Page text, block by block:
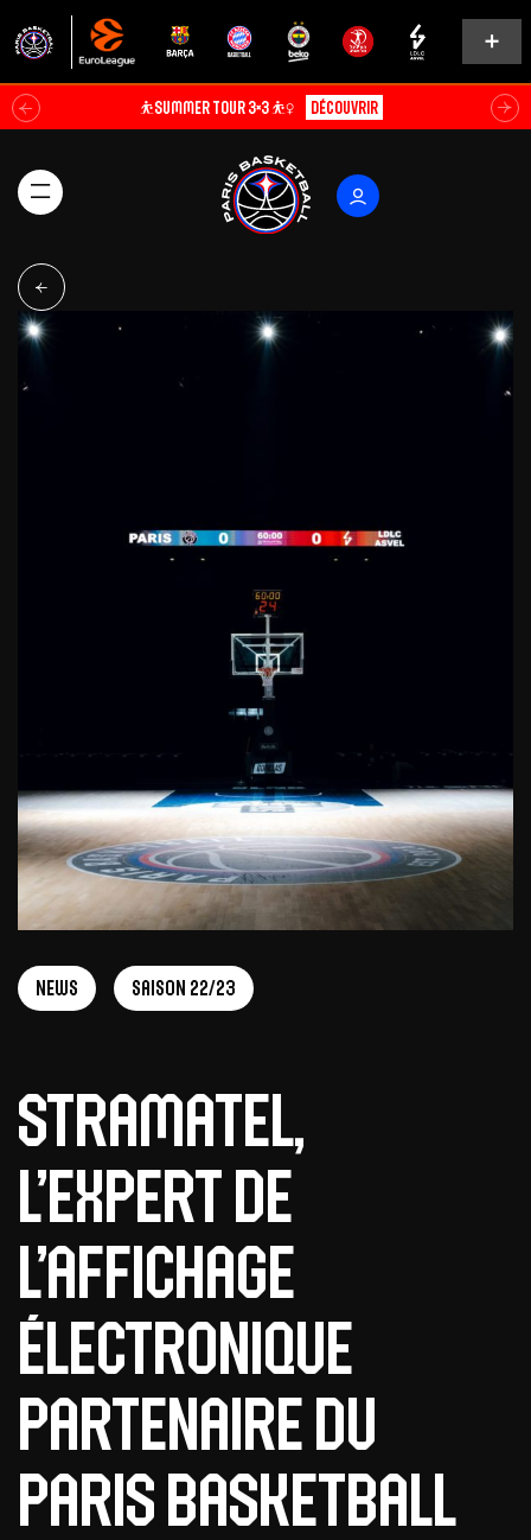
⛹️SUMMER TOUR 3×3 ⛹️‍♀️ Découvrir
News Saison 22/23
Stramatel,
l’expert de
l’affichage
électronique
partenaire du
Paris Basketball